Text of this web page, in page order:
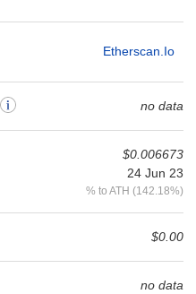
Etherscan.io
no data
$0.006673
24 Jun 23
% to ATH (142.18%)
$0.00
no data